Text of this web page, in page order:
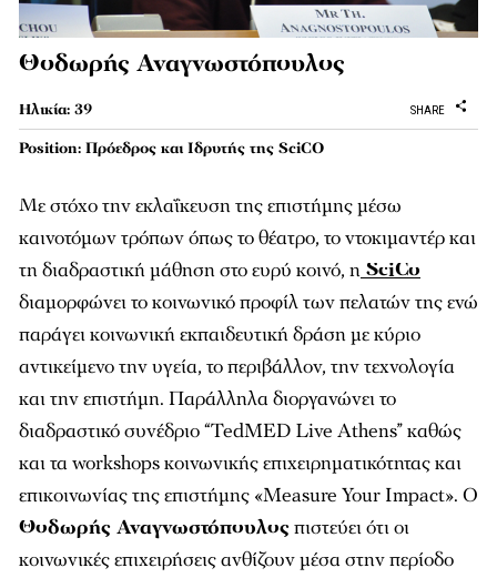
Θοδωρής Αναγνωστόπουλος
SHARE
Ηλικία: 39
Position: Πρόεδρος και Ιδρυτής της SciCO
Με στόχο την εκλαΐκευση της επιστήμης μέσω
καινοτόμων τρόπων όπως το θέατρο, το ντοκιμαντέρ και
τη διαδραστική μάθηση στο ευρύ κοινό, η SciCo
διαμορφώνει το κοινωνικό προφίλ των πελατών της ενώ
παράγει κοινωνική εκπαιδευτική δράση με κύριο
αντικείμενο την υγεία, το περιβάλλον, την τεχνολογία
και την επιστήμη. Παράλληλα διοργανώνει το
διαδραστικό συνέδριο “TedMED Live Athens” καθώς
και τα workshops κοινωνικής επιχειρηματικότητας και
επικοινωνίας της επιστήμης «Measure Your Impact». Ο
Θοδωρής Αναγνωστόπουλοςπιστεύει ότι οι
κοινωνικές επιχειρήσεις ανθίζουν μέσα στην περίοδο